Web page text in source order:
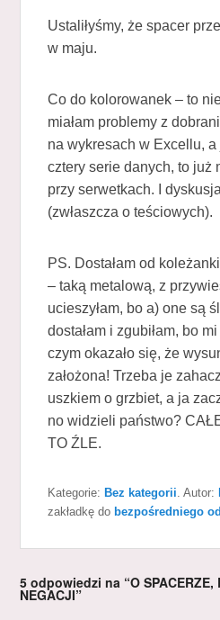
Ustaliłyśmy, że spacer
w maju.
Co do kolorowanek – to
miałam problemy z
na wykresach w Excellu, a
cztery serie danych, to już
przy serwetkach. I
(zwłaszcza o teściowych).
PS. Dostałam od
– taką metalową, z
ucieszyłam, bo a) one są
dostałam i zgubiłam, bo
czym okazało się, że
założona! Trzeba je
uszkiem o grzbiet, a ja
no widzieli państwo?
TO ŹLE.
Kategorie: Bez kategorii. Autor:
zakładkę do bezpośredniego
5 odpowiedzi na “O SPACERZE,
NEGACJI”